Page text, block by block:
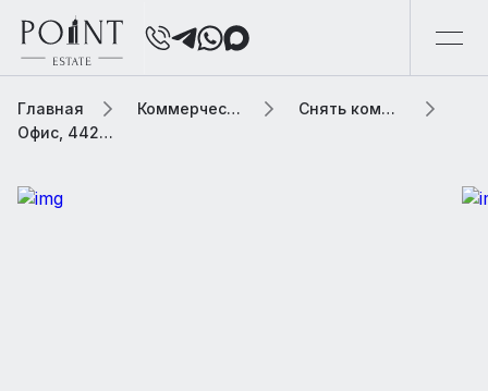
Главная Коммерческая элитная недвижимость
Снять коммерческую недвижимость
Офис, 442.9 м2 В бизнес центре «Sugar Factory»